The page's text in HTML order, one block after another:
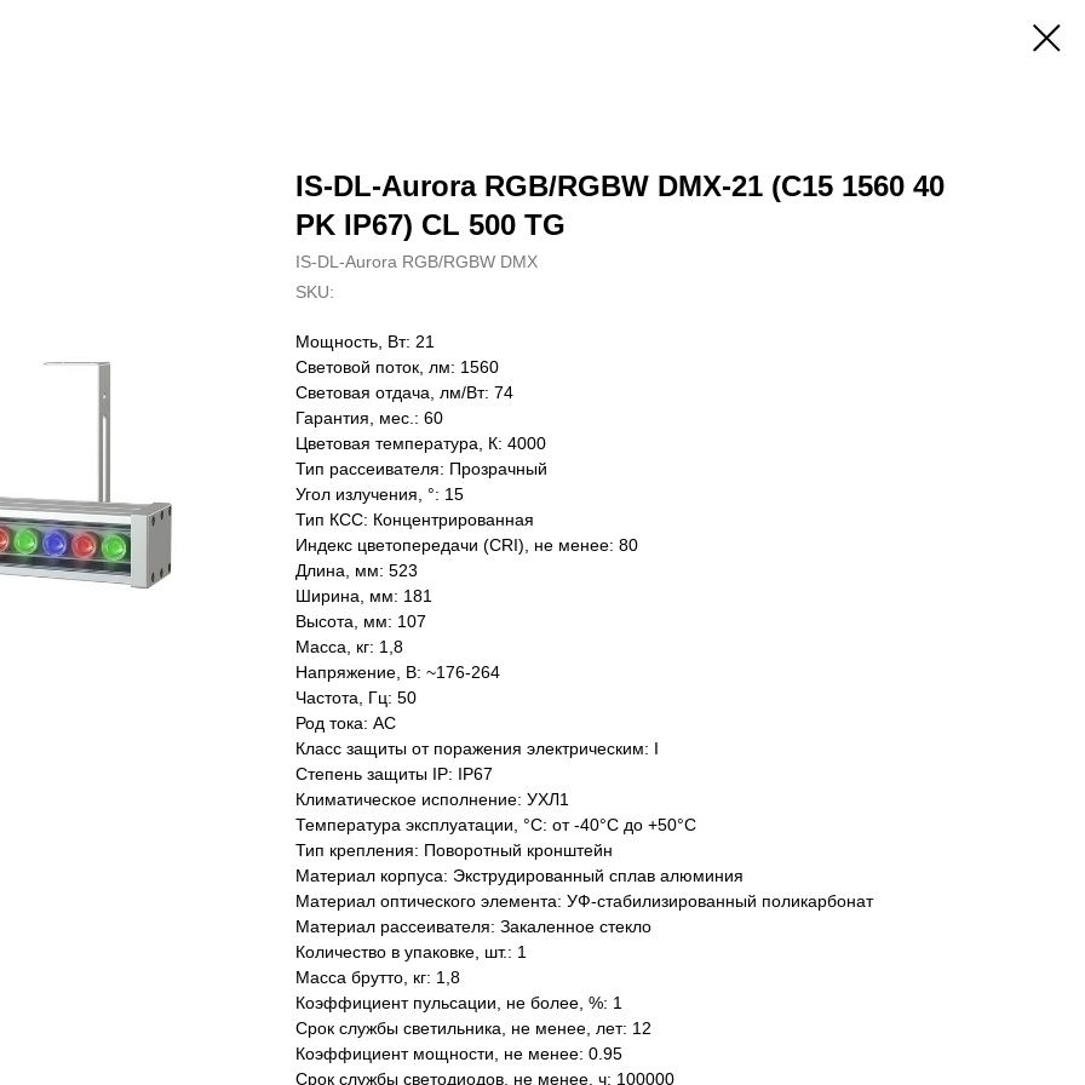
IS-DL-Aurora RGB/RGBW DMX-21 (C15 1560 40
PK IP67) CL 500 TG
IS-DL-Aurora RGB/RGBW DMX
SKU:
Мощность, Вт: 21
Световой поток, лм: 1560
Световая отдача, лм/Вт: 74
Гарантия, мес.: 60
Цветовая температура, К: 4000
Тип рассеивателя: Прозрачный
Угол излучения, °: 15
Тип КСС: Концентрированная
Индекс цветопередачи (CRI), не менее: 80
Длина, мм: 523
Ширина, мм: 181
Высота, мм: 107
Масса, кг: 1,8
Напряжение, В: ~176-264
Частота, Гц: 50
Род тока: AC
Класс защиты от поражения электрическим: I
Степень защиты IP: IP67
Климатическое исполнение: УХЛ1
Температура эксплуатации, °С: от -40°C до +50°C
Тип крепления: Поворотный кронштейн
Материал корпуса: Экструдированный сплав алюминия
Материал оптического элемента: УФ-стабилизированный поликарбонат
Материал рассеивателя: Закаленное стекло
Количество в упаковке, шт.: 1
Масса брутто, кг: 1,8
Коэффициент пульсации, не более, %: 1
Срок службы светильника, не менее, лет: 12
Коэффициент мощности, не менее: 0.95
Срок службы светодиодов, не менее, ч: 100000